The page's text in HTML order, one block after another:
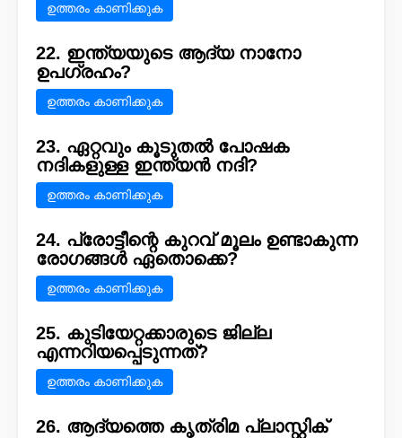
ഉത്തരം കാണിക്കുക
22. ഇന്ത്യയുടെ ആദ്യ നാനോ
ഉപഗ്രഹം?
ഉത്തരം കാണിക്കുക
23. ഏറ്റവും കൂടുതൽ പോഷക
നദികളുള്ള ഇന്ത്യൻ നദി?
ഉത്തരം കാണിക്കുക
24. പ്രോട്ടീന്റെ കുറവ് മൂലം ഉണ്ടാകുന്ന
രോഗങ്ങൾ ഏതൊക്കെ?
ഉത്തരം കാണിക്കുക
25. കുടിയേറ്റക്കാരുടെ ജില്ല
എന്നറിയപ്പെടുന്നത്?
ഉത്തരം കാണിക്കുക
26. ആദ്യത്തെ കൃത്രിമ പ്ലാസ്റ്റിക്